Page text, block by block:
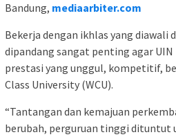
Bandung, mediaarbiter.com
Bekerja dengan ikhlas yang diawali
dipandang sangat penting agar
prestasi yang unggul, kompetitif,
Class University (WCU).
“Tantangan dan kemajuan
berubah, perguruan tinggi dituntut